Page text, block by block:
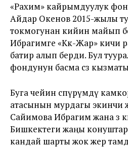
«Рахим» кайрымдуулук
Айдар Окенов 2015-жылы
токмогунан кийин майып
Ибрагимге «Көк-Жар» кичи
батир алып берди. Бул
фондунун басма сөз кызматы
Буга чейин өспүрүмдү
атасынын мурдагы экинчи
Сайимова Ибрагим жана өз
Бишкектеги жаңы
кандай шарты жок жер